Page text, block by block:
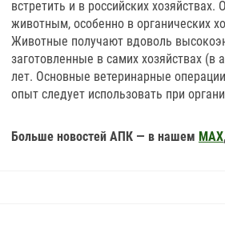
встретить и в российских
животным, особенно в органических
Животные получают вдоволь
заготовленные в самих хозяйствах (в
лет. Основные ветеринарные
опыт следует использовать при
Больше новостей АПК — в нашем MAX,